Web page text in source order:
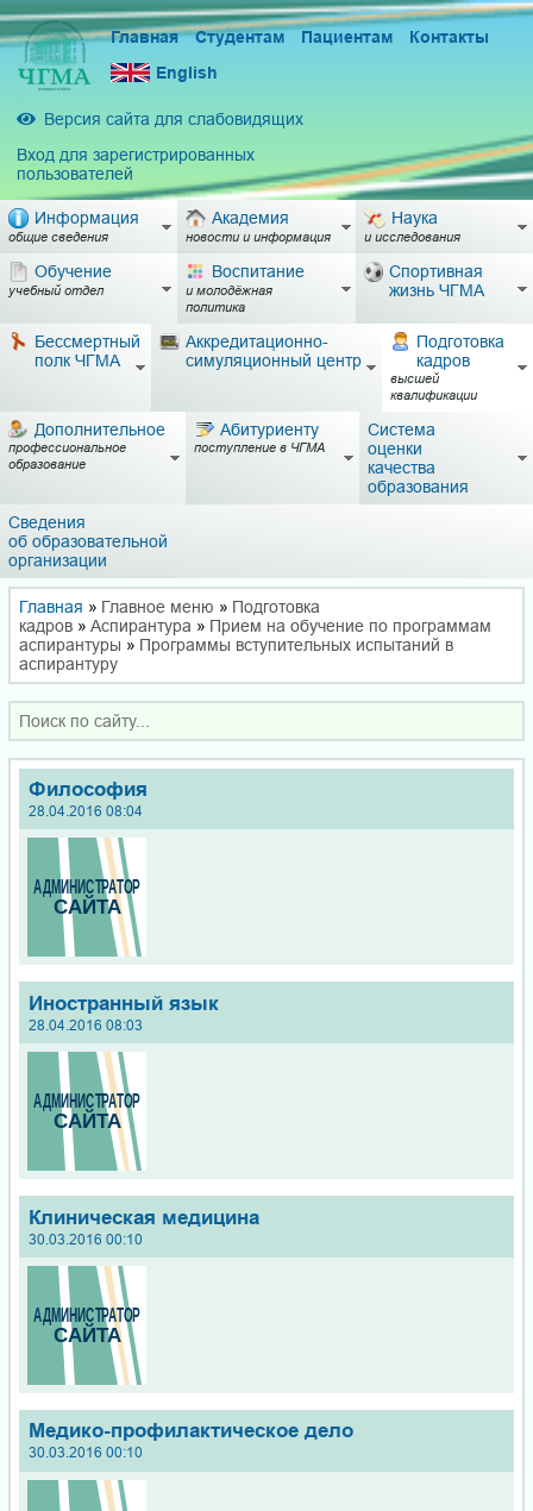
Главная Студентам Пациентам
Контакты
English
Версия сайта для слабовидящих
Вход для зарегистрированных
пользователей
Информация
общие сведения
Академия
новости и информация
Наука
и исследования
Обучение
учебный отдел
Воспитание
и молодёжная
политика
Спортивная
жизнь ЧГМА
Бессмертный
полк ЧГМА
Аккредитационно-
симуляционный центр
Подготовка
кадров
высшей
квалификации
Дополнительное
профессиональное
образование
Абитуриенту
поступление в ЧГМА
Система
оценки
качества
образования
Сведения
об образовательной
организации
Главная » Главное меню » Подготовка
кадров » Аспирантура » Прием на обучение по программам
аспирантуры » Программы вступительных испытаний в
аспирантуру
Философия
28.04.2016 08:04
Иностранный язык
28.04.2016 08:03
Клиническая медицина
30.03.2016 00:10
Медико-профилактическое дело
30.03.2016 00:10